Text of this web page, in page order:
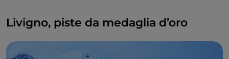
Livigno, piste da medaglia d’oro